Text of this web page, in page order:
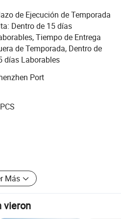
a proporcionar las
completos, eficientes y
ambiciosos ingenieros,
equipo de control de calidad
enfoque innovador y
nuestros proyectos sean un
de sistemas solares y
peticiones. Por favor,
centro de atención al
de ALISHINE se pondrá en
comerciales con usted.
de Ejecución de Temporada
Dentro de 15 días
Tiempo de Entrega
de Temporada, Dentro de
días Laborables
Port
Más
vieron